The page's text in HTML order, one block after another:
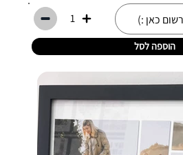
1
הוספה לסל